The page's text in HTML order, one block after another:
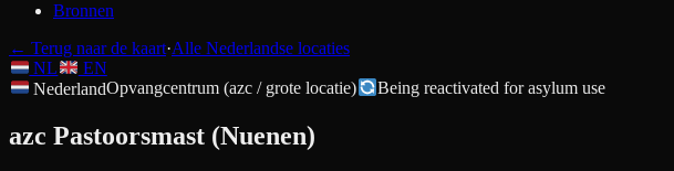
Bronnen
← Terug naar de kaart·Alle Nederlandse locaties
NL
EN
NederlandOpvangcentrum (azc / grote locatie) Being reactivated for asylum use
azc Pastoorsmast (Nuenen)